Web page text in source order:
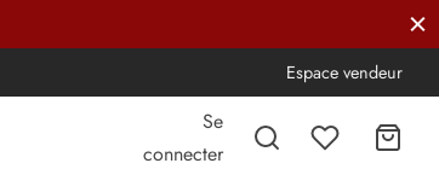
Espace vendeur
Se
connecter